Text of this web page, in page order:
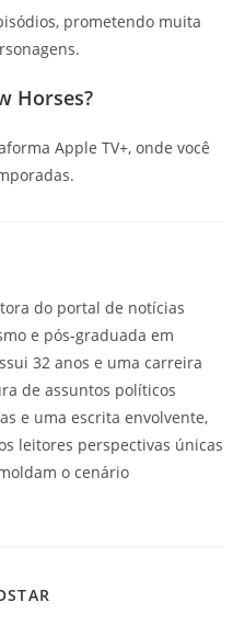
prometendo muita
Horses?
Apple TV+, onde você
do portal de notícias
e pós-graduada em
32 anos e uma carreira
de assuntos políticos
e uma escrita envolvente,
leitores perspectivas únicas
o cenário